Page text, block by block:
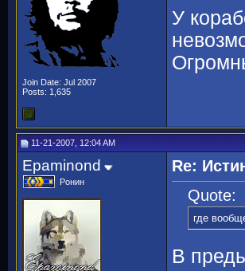
Join Date: Jul 2007
Posts: 1,635
У
11-21-2007, 12:04 AM
Epaminond
Ронин
Re:
Quote:
где
В